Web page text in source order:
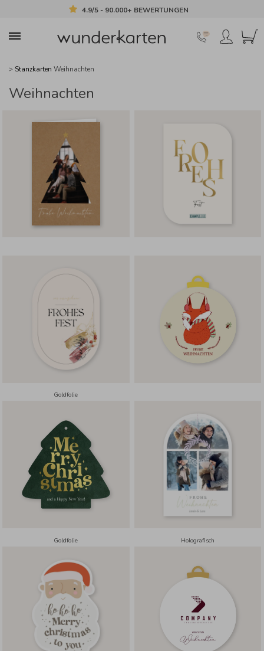
4.9/5 - 90.000+ BEWERTUNGEN
> Stanzkarten Weihnachten
Weihnachten
Goldfolie
Goldfolie Holografisch